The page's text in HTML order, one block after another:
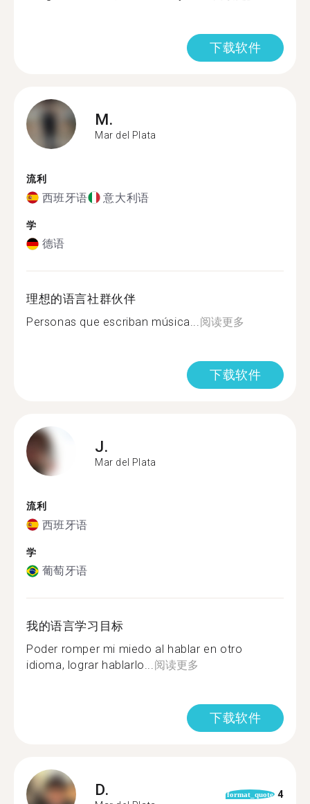
下载软件
M.
Mar del Plata
流利
西班牙语 意大利语
学
德语
理想的语言社群伙伴
Personas que escriban música...阅读更多
下载软件
J.
Mar del Plata
流利
西班牙语
学
葡萄牙语
我的语言学习目标
Poder romper mi miedo al hablar en otro
idioma, lograr hablarlo...阅读更多
下载软件
D. format_quote 4